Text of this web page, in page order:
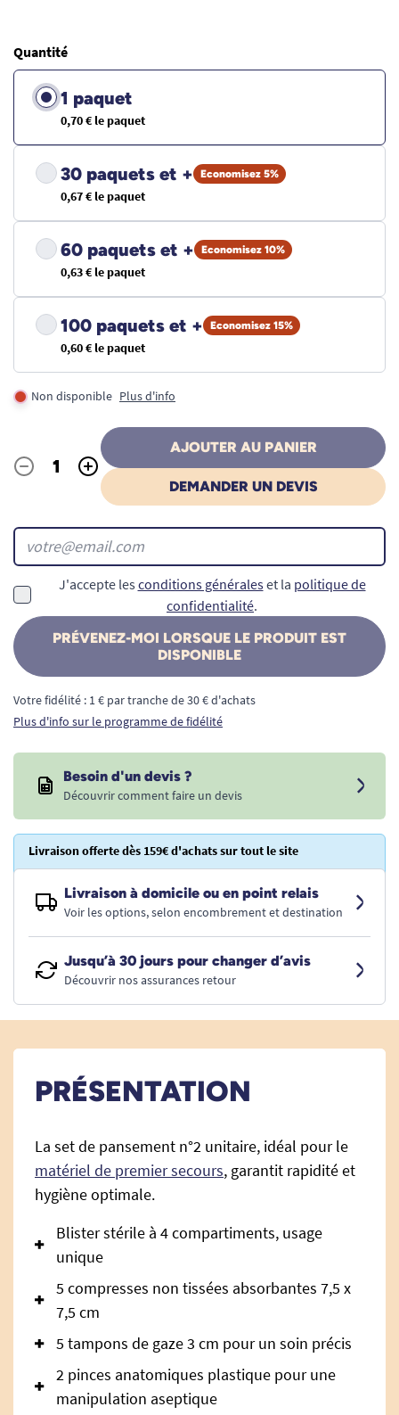
Quantité
1 paquet
0,70 € le paquet
30 paquets et + Economisez 5%
0,67 € le paquet
60 paquets et + Economisez 10%
0,63 € le paquet
100 paquets et + Economisez 15%
0,60 € le paquet
Non disponible Plus d'info
Quantité
- +
AJOUTER AU PANIER
DEMANDER UN DEVIS
J'accepte les conditions généraleset la politique de
confidentialité.
PRÉVENEZ-MOI LORSQUE LE PRODUIT EST
DISPONIBLE
Votre fidélité : 1 € par tranche de 30 € d'achats
Plus d'info sur le programme de fidélité
Besoin d'un devis ?
Découvrir comment faire un devis
Livraison offerte dès 159€ d'achats sur tout le site
Livraison à domicile ou en point relais
Voir les options, selon encombrement et destination
Jusqu’à 30 jours pour changer d’avis
Découvrir nos assurances retour
PRÉSENTATION
La set de pansement n°2 unitaire, idéal pour le
matériel de premier secours, garantit rapidité et
hygiène optimale.
Blister stérile à 4 compartiments, usage
unique
5 compresses non tissées absorbantes 7,5 x
7,5 cm
5 tampons de gaze 3 cm pour un soin précis
2 pinces anatomiques plastique pour une
manipulation aseptique